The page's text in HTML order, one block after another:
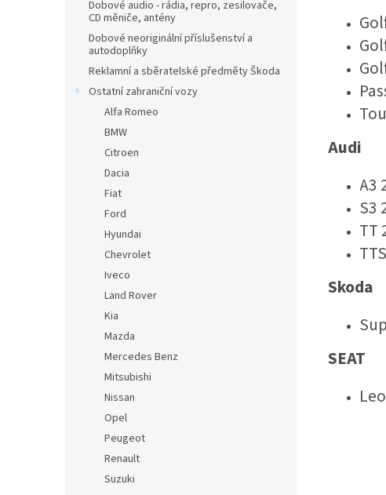
Dobové audio - rádia, repro, zesilovače,
CD měniče, antény
Dobové neoriginální příslušenství a
autodoplňky
Reklamní a sběratelské předměty Škoda
Ostatní zahraniční vozy
Alfa Romeo
BMW
Citroen
Dacia
Fiat
Ford
Hyundai
Chevrolet
Iveco
Land Rover
Kia
Mazda
Mercedes Benz
Mitsubishi
Nissan
Opel
Peugeot
Renault
Suzuki
Audi
A3
S3
TT
Skoda
SEAT